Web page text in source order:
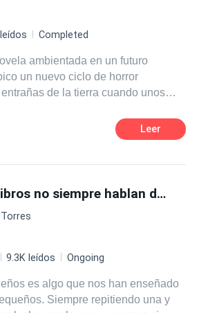
Completed
ambientada en un futuro
un nuevo ciclo de horror
de la tierra cuando unos
los humanos como materia prima
Utilizarlos como fuente de
desatarse, poniendo a la
la extinción y enfrentando
del bien y del mal en una épica
Leer
Los libros no siempre hablan de amor
9.3K leídos Ongoing
es algo que nos han enseñado
Siempre repitiendo una y